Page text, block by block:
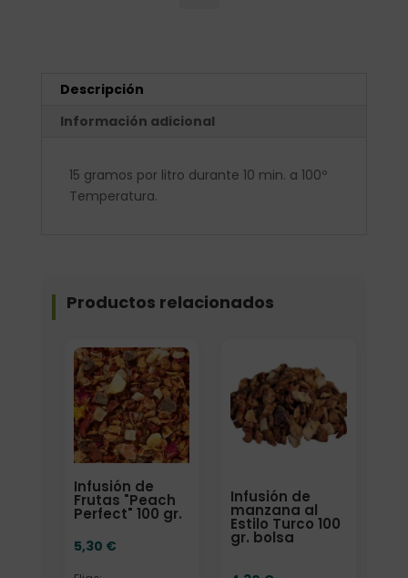
Descripción
Información adicional
15 gramos por litro durante 10 min. a 100º
Temperatura.
Productos relacionados
Infusión de
Frutas "Peach
Perfect" 100 gr.
5,30 €
Elige: Peso/formato
Infusión de
manzana al
Estilo Turco 100
gr. bolsa